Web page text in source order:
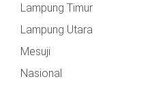
Lampung Timur
Lampung Utara
Mesuji
Nasional